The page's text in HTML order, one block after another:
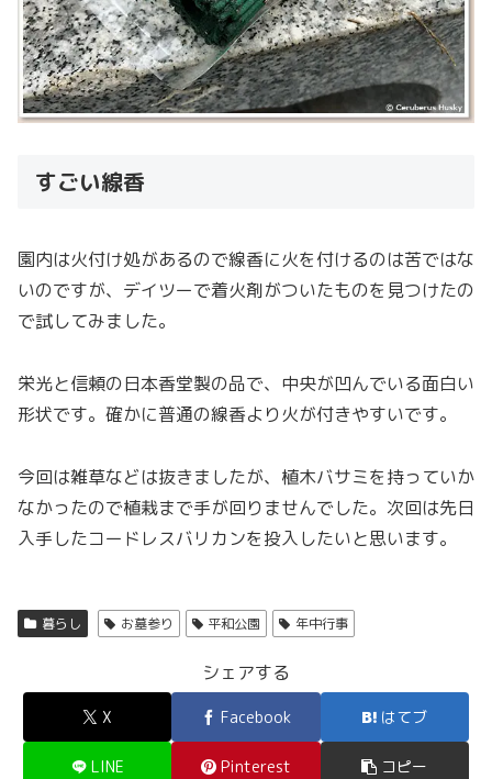
すごい線香
園内は火付け処があるので線香に火を付けるのは苦ではな
いのですが、デイツーで着火剤がついたものを見つけたの
で試してみました。
栄光と信頼の日本香堂製の品で、中央が凹んでいる面白い
形状です。確かに普通の線香より火が付きやすいです。
今回は雑草などは抜きましたが、植木バサミを持っていか
なかったので植栽まで手が回りませんでした。次回は先日
入手したコードレスバリカンを投入したいと思います。
暮らし お墓参り 平和公園 年中行事
シェアする
X Facebook はてブ
LINE Pinterest コピー